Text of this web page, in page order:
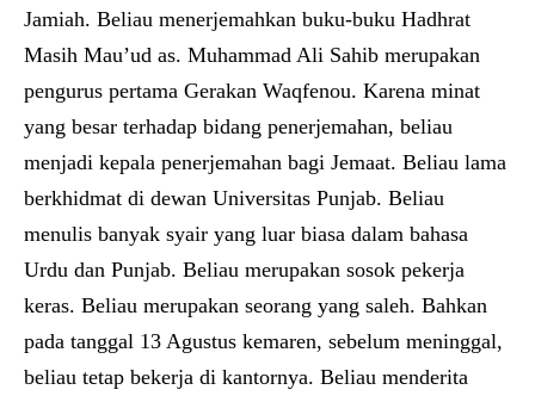
Jamiah. Beliau menerjemahkan buku-buku Hadhrat
Masih Mau’ud as. Muhammad Ali Sahib merupakan
pengurus pertama Gerakan Waqfenou. Karena minat
yang besar terhadap bidang penerjemahan, beliau
menjadi kepala penerjemahan bagi Jemaat. Beliau lama
berkhidmat di dewan Universitas Punjab. Beliau
menulis banyak syair yang luar biasa dalam bahasa
Urdu dan Punjab. Beliau merupakan sosok pekerja
keras. Beliau merupakan seorang yang saleh. Bahkan
pada tanggal 13 Agustus kemaren, sebelum meninggal,
beliau tetap bekerja di kantornya. Beliau menderita